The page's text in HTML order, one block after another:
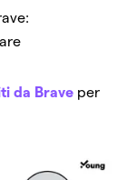
da Brave per